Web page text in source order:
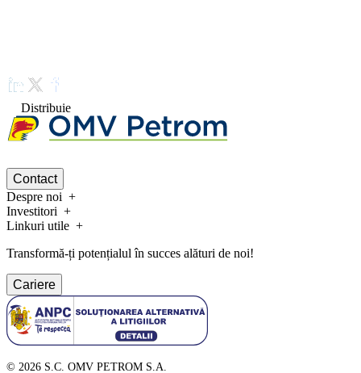
Distribuie
Contact
Despre noi
Investitori
Linkuri utile
Transformă-ți potențialul în succes alături de noi!
Cariere
© 2026 S.C. OMV PETROM S.A.